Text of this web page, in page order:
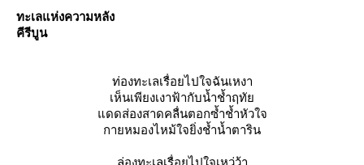
ทะเลแห่งความหลัง
คีรีบูน
ท่องทะเลเรื่อยไปใจฉันเหงา
เห็นเพียงเงาฟ้ากับน้ำช้ำฤทั
ดดส่องสาดคลื่นตอกซ้ำช้ำหัวใจ
กายหมองไหม้ใจยิ่งช้ำน้ำตาริน
ล่องทะเลเรื่อยไปใจเหว่ว้า